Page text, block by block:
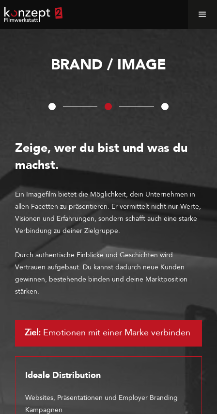
BRAND / IMAGE
Zeige, wer du bist und was du
machst.
Ein Imagefilm bietet die Möglichkeit, dein Unternehmen in
allen Facetten zu präsentieren. Er vermittelt nicht nur Werte,
Visionen und Erfahrungen, sondern schafft auch eine starke
Verbindung zu deiner Zielgruppe.
Durch authentische Einblicke und Geschichten wird
Vertrauen aufgebaut. Du kannst dadurch neue Kunden
gewinnen, bestehende binden und deine Marktposition
stärken.
Ziel: Emotionen mit einer Marke verbinden
Ideale Distribution
Websites, Präsentationen und Employer Branding
Kampagnen